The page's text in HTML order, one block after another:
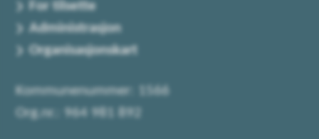
For tilsette
Administrasjon
Organisasjonskart
Kommunenummer: 1566
Org.nr.: 964 981 892